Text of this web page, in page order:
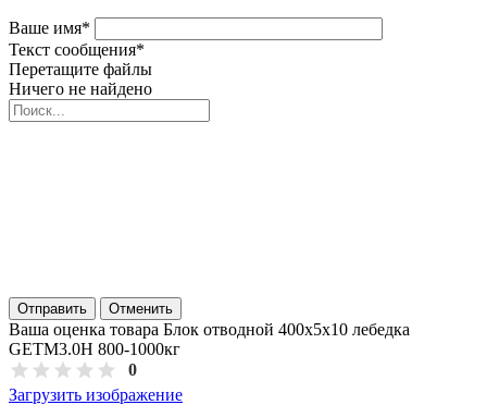
Ваше имя*
Текст сообщения*
Перетащите файлы
Ничего не найдено
Отправить Отменить
Ваша оценка товара Блок отводной 400х5х10 лебедка
GETM3.0H 800-1000кг
0
Загрузить изображение